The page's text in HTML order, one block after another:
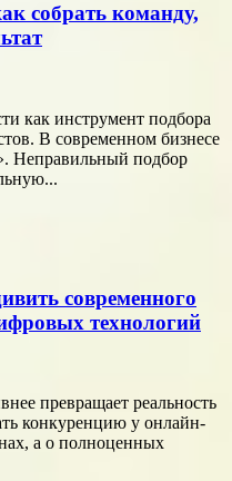
собрать команду,
как инструмент подбора
В современном бизнесе
Неправильный подбор
современного
технологий
превращает реальность
конкуренцию у онлайн-
а о полноценных